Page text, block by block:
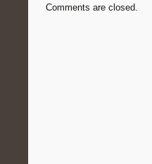
Comments are closed.